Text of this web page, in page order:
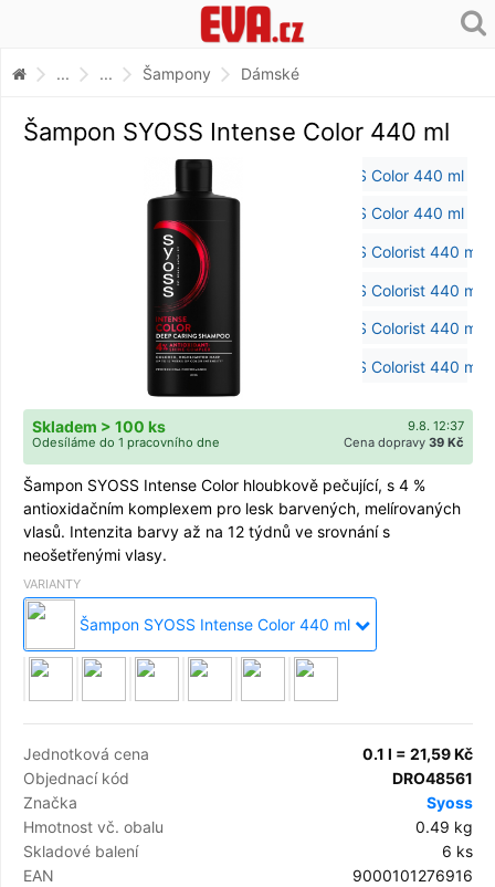
... ... Šampony Dámské
Šampon SYOSS Intense Color 440 ml
9.8. 12:37
Skladem > 100 ks
Cena dopravy 39 Kč
Odesíláme do 1 pracovního dne
Šampon SYOSS Intense Color hloubkově pečující, s 4 %
antioxidačním komplexem pro lesk barvených, melírovaných
vlasů. Intenzita barvy až na 12 týdnů ve srovnání s
neošetřenými vlasy.
VARIANTY
Šampon SYOSS Intense Color 440 ml
Jednotková cena
0.1 l = 21,59 Kč
Objednací kód
DRO48561
Značka
Syoss
Hmotnost vč. obalu
0.49 kg
Skladové balení
6 ks
EAN
9000101276916